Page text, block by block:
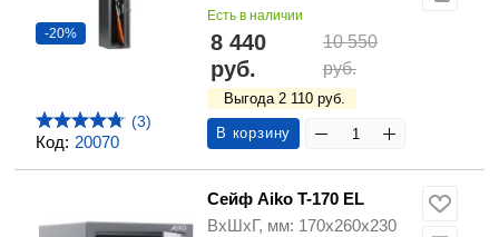
Код: 20070
-20%
(3)
Есть в наличии
8 440
руб.
10 550
руб.
Выгода 2 110 руб.
В корзину
Сейф Aiko T-170 EL
ВхШхГ, мм: 170х260х230